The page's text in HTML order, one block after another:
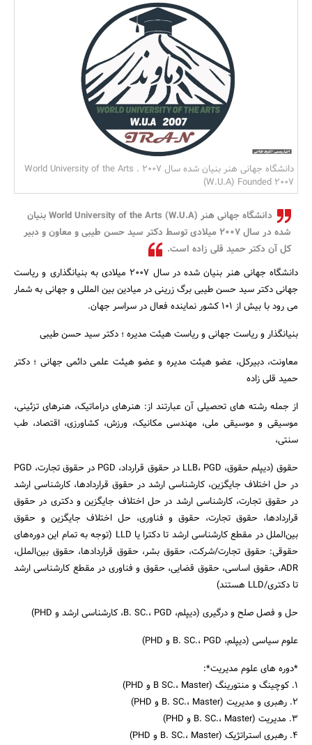
مسکن و ساختمان
دانشگاه جهانی هنر بنیان شده سال ۲۰۰۷ . World University of the Arts
(W.U.A) Founded 2007
دانشگاه جهانی هنر World University of the Arts (W.U.A) بنیان
شده در سال ۲۰۰۷ میلادی توسط دکتر سید حسن طیبی و معاون و دبیر
کل آن دکتر حمید قلی زاده است.
دانشگاه جهانی هنر بنیان شده در سال ۲۰۰۷ میلادی به بنیانگذاری و ریاست
جهانی دکتر سید حسن طیبی برگ زرینی در میادین بین المللی و جهانی به شمار
می رود با بیش از ۱۰۱ کشور نماینده فعال در سراسر جهان.
بنیانگذار و ریاست جهانی و ریاست هیئت مدیره ؛ دکتر سید حسن طیبی
معاونت، دبیرکل، عضو هیئت مدیره و عضو هیئت علمی دائمی جهانی ؛ دکتر
حمید قلی زاده
از جمله رشته های تحصیلی آن عبارتند از: هنرهای دراماتیک، هنرهای تزئینی،
موسیقی و موسیقی ملی، مهندسی مکانیک، ورزش، کشاورزی، اقتصاد، طب
سنتی،
حقوق (دیپلم حقوق، LLB، PGD در حقوق قرارداد، PGD در حقوق تجارت، PGD
در حل اختلاف جایگزین، کارشناسی ارشد در حقوق قراردادها، کارشناسی ارشد
در حقوق تجارت، کارشناسی ارشد در حل اختلاف جایگزین و دکتری در حقوق
قراردادها، حقوق تجارت، حقوق و فناوری، حل اختلاف جایگزین و حقوق
بین‌الملل در مقطع کارشناسی ارشد تا دکترا یا LLD (توجه به تمام این دوره‌های
حقوقی: حقوق تجارت/شرکت، حقوق بشر، حقوق قراردادها، حقوق بین‌الملل،
ADR، حقوق اساسی، حقوق قضایی، حقوق و فناوری در مقطع کارشناسی ارشد
تا دکتری/LLD هستند)
حل و فصل صلح و درگیری (دیپلم، B. SC.، PGD، کارشناسی ارشد و PHD)
علوم سیاسی (دیپلم، B. SC.، PGD و PHD)
*دوره های علوم مدیریت*:
1. کوچینگ و منتورینگ (B SC.، Master و PHD)
2. رهبری و مدیریت (B. SC.، Master و PHD)
3. مدیریت (B. SC.، Master و PHD)
4. رهبری استراتژیک (B. SC.، Master و PHD)